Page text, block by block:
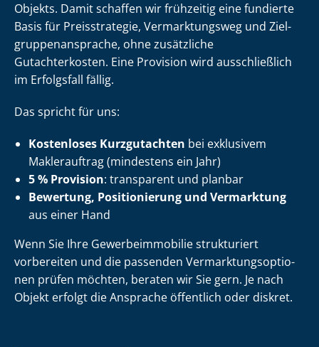
Objekts. Damit schaffen wir frühzeitig eine fundierte
Basis für Preisstrategie, Vermarktungsweg und Ziel­
grup­pen­an­spra­che, ohne zusätzliche
Gutachterkosten. Eine Provision wird ausschließlich
im Erfolgsfall fällig.
Das spricht für uns:
Kostenloses Kurzgutachten bei exklusivem
Maklerauftrag (mindestens ein Jahr)
5 % Provision: transparent und planbar
Bewertung, Positionierung und Vermarktung
aus einer Hand
Wenn Sie Ihre Ge­wer­be­im­mo­bi­lie strukturiert
vorbereiten und die passenden Ver­mark­tungs­op­tio­
nen prüfen möchten, beraten wir Sie gern. Je nach
Objekt erfolgt die Ansprache öffentlich oder diskret.